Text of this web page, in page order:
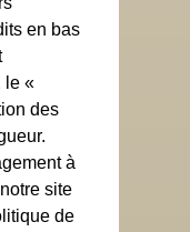
en bas
le «
des
à
site
de